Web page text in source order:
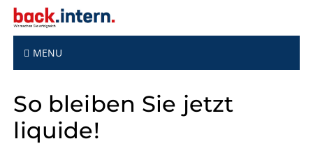
MENU
So bleiben Sie jetzt
liquide!